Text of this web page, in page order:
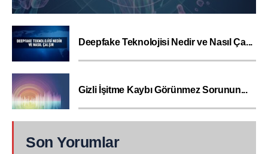
Deepfake Teknolojisi Nedir ve Nasıl Ça...
Gizli İşitme Kaybı Görünmez Sorunun...
Son Yorumlar